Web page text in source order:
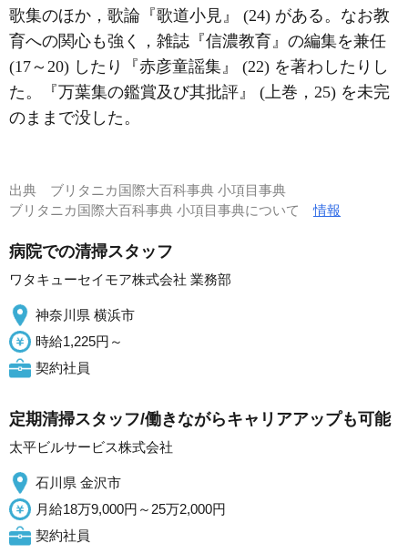
歌集のほか，歌論『歌道小見』 (24) がある。なお教
育への関心も強く，雑誌『信濃教育』の編集を兼任
(17～20) したり『赤彦童謡集』 (22) を著わしたりし
た。『万葉集の鑑賞及び其批評』 (上巻，25) を未完
のままで没した。
出典 ブリタニカ国際大百科事典 小項目事典
ブリタニカ国際大百科事典 小項目事典について情報
病院での清掃スタッフ
ワタキューセイモア株式会社 業務部
神奈川県 横浜市
時給1,225円～
契約社員
定期清掃スタッフ/働きながらキャリアアップも可能
太平ビルサービス株式会社
石川県 金沢市
月給18万9,000円～25万2,000円
契約社員